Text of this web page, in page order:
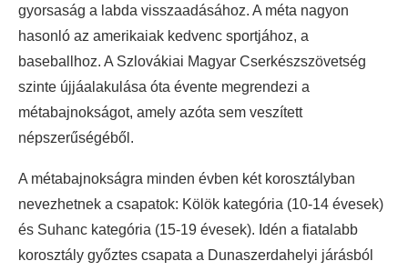
gyorsaság a labda visszaadásához. A méta nagyon
hasonló az amerikaiak kedvenc sportjához, a
baseballhoz. A Szlovákiai Magyar Cserkészszövetség
szinte újjáalakulása óta évente megrendezi a
métabajnokságot, amely azóta sem veszített
népszerűségéből.
A métabajnokságra minden évben két korosztályban
nevezhetnek a csapatok: Kölök kategória (10-14 évesek)
és Suhanc kategória (15-19 évesek). Idén a fiatalabb
korosztály győztes csapata a Dunaszerdahelyi járásból